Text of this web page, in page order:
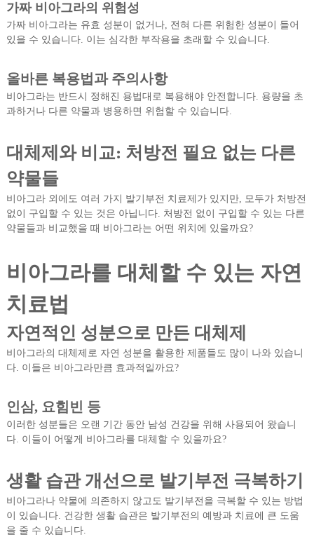
가짜 비아그라의 위험성
가짜 비아그라는 유효 성분이 없거나, 전혀 다른 위험한 성분이 들어
있을 수 있습니다. 이는 심각한 부작용을 초래할 수 있습니다.
올바른 복용법과 주의사항
비아그라는 반드시 정해진 용법대로 복용해야 안전합니다. 용량을 초
과하거나 다른 약물과 병용하면 위험할 수 있습니다.
대체제와 비교: 처방전 필요 없는 다른
약물들
비아그라 외에도 여러 가지 발기부전 치료제가 있지만, 모두가 처방전
없이 구입할 수 있는 것은 아닙니다. 처방전 없이 구입할 수 있는 다른
약물들과 비교했을 때 비아그라는 어떤 위치에 있을까요?
비아그라를 대체할 수 있는 자연
치료법
자연적인 성분으로 만든 대체제
비아그라의 대체제로 자연 성분을 활용한 제품들도 많이 나와 있습니
다. 이들은 비아그라만큼 효과적일까요?
인삼, 요힘빈 등
이러한 성분들은 오랜 기간 동안 남성 건강을 위해 사용되어 왔습니
다. 이들이 어떻게 비아그라를 대체할 수 있을까요?
생활 습관 개선으로 발기부전 극복하기
비아그라나 약물에 의존하지 않고도 발기부전을 극복할 수 있는 방법
이 있습니다. 건강한 생활 습관은 발기부전의 예방과 치료에 큰 도움
을 줄 수 있습니다.